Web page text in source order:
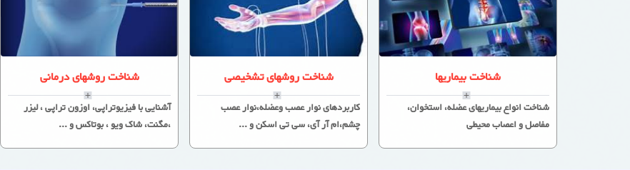
شناخت بیماریها
شناخت انواع بیماریهای عضله، استخوان،
مفاصل و اعصاب محیطی
شناخت روشهای تشخیصی
کاربردهای نوار عصب وعضله،نوار عصب
چشم،ام آر آی، سی تی اسکن و ...
شناخت روشهای درمانی
آشنایی با فیزیوتراپی، اوزون تراپی ، لیزر
،مگنت، شاک ویو ، بوتاکس و ...